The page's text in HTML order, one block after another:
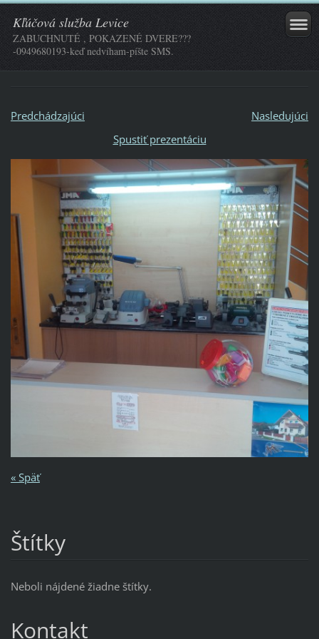
Kľúčová služba Levice
ZABUCHNUTÉ , POKAZENÉ DVERE???
-0949680193-keď nedvíham-píšte SMS.
Predchádzajúci
Nasledujúci
Spustiť prezentáciu
« Späť
Štítky
Neboli nájdené žiadne štítky.
Kontakt